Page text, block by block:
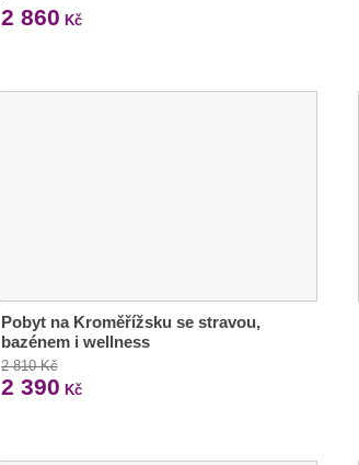
2 860 Kč
Pobyt na Kroměřížsku se stravou,
bazénem i wellness
2 810 Kč
2 390 Kč